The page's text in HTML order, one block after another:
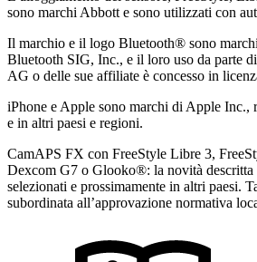
sono marchi Abbott e sono utilizzati con
Il marchio e il logo Bluetooth® sono
Bluetooth SIG, Inc., e il loro uso da parte
AG o delle sue affiliate è concesso in
iPhone e Apple sono marchi di Apple Inc.,
e in altri paesi e regioni.
CamAPS FX con FreeStyle Libre 3,
Dexcom G7 o Glooko®: la novità descritta
selezionati e prossimamente in altri paesi.
subordinata all’approvazione normativa